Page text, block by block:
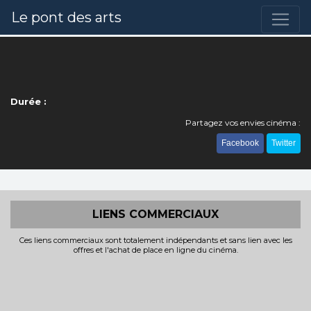
Le pont des arts
Durée :
Partagez vos envies cinéma :
Facebook Twitter
LIENS COMMERCIAUX
Ces liens commerciaux sont totalement indépendants et sans lien avec les
offres et l'achat de place en ligne du cinéma.